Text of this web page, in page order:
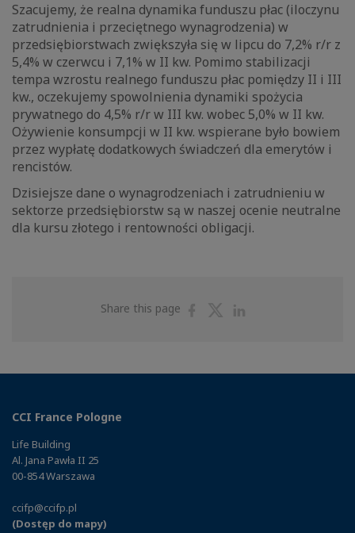
Szacujemy, że realna dynamika funduszu płac (iloczynu
zatrudnienia i przeciętnego wynagrodzenia) w
przedsiębiorstwach zwiększyła się w lipcu do 7,2% r/r z
5,4% w czerwcu i 7,1% w II kw. Pomimo stabilizacji
tempa wzrostu realnego funduszu płac pomiędzy II i III
kw., oczekujemy spowolnienia dynamiki spożycia
prywatnego do 4,5% r/r w III kw. wobec 5,0% w II kw.
Ożywienie konsumpcji w II kw. wspierane było bowiem
przez wypłatę dodatkowych świadczeń dla emerytów i
rencistów.
Dzisiejsze dane o wynagrodzeniach i zatrudnieniu w
sektorze przedsiębiorstw są w naszej ocenie neutralne
dla kursu złotego i rentowności obligacji.
Share this page
ShareShare
CCI France Pologne
Life Building
Al. Jana Pawła II 25
00-854 Warszawa
ccifp@ccifp.pl
(Dostęp do mapy)